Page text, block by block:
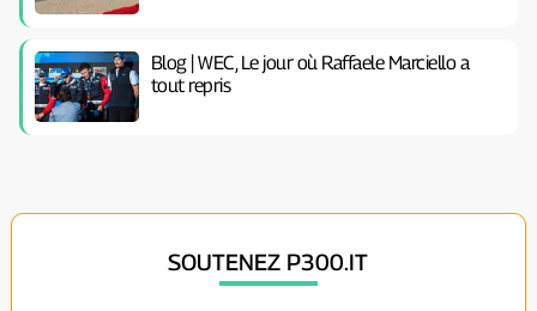
Blog | WEC, Le jour où Raffaele Marciello a
tout repris
SOUTENEZ P300.IT